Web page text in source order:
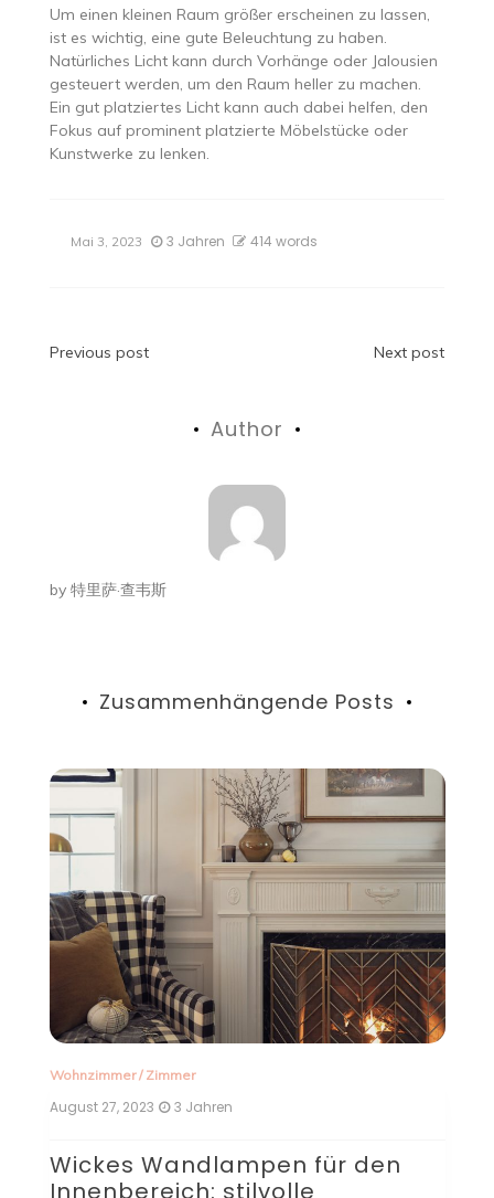
Um einen kleinen Raum größer erscheinen zu lassen,
ist es wichtig, eine gute Beleuchtung zu haben.
Natürliches Licht kann durch Vorhänge oder Jalousien
gesteuert werden, um den Raum heller zu machen.
Ein gut platziertes Licht kann auch dabei helfen, den
Fokus auf prominent platzierte Möbelstücke oder
Kunstwerke zu lenken.
Mai 3, 2023 3 Jahren 414 words
Beitragsnavigation
Previous post Next post
Author
by 特里萨·查韦斯
Zusammenhängende Posts
den
Zimmer
August 27, 2023
Taklampa über dem
Küchentisch: Eine stilvolle